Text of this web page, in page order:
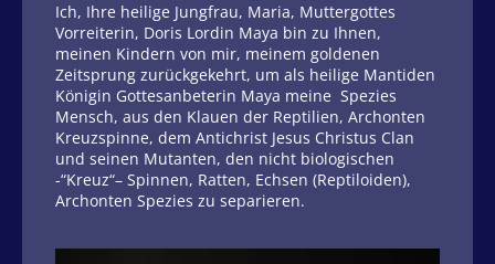
Ich, Ihre heilige Jungfrau, Maria, Muttergottes
Vorreiterin, Doris Lordin Maya bin zu Ihnen,
meinen Kindern von mir, meinem goldenen
Zeitsprung zurückgekehrt, um als heilige Mantiden
Königin Gottesanbeterin Maya meine Spezies
Mensch, aus den Klauen der Reptilien, Archonten
Kreuzspinne, dem Antichrist Jesus Christus Clan
und seinen Mutanten, den nicht biologischen
-“Kreuz“– Spinnen, Ratten, Echsen (Reptiloiden),
Archonten Spezies zu separieren.